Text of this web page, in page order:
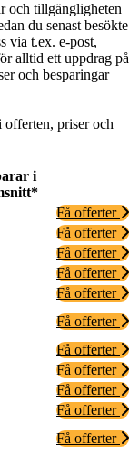
och tillgängligheten
du senast besökte
via t.ex. e-post,
alltid ett uppdrag på
och besparingar
offerten, priser och
i
Få offerter
Få offerter
Få offerter
Få offerter
Få offerter
Få offerter
Få offerter
Få offerter
Få offerter
Få offerter
Få offerter